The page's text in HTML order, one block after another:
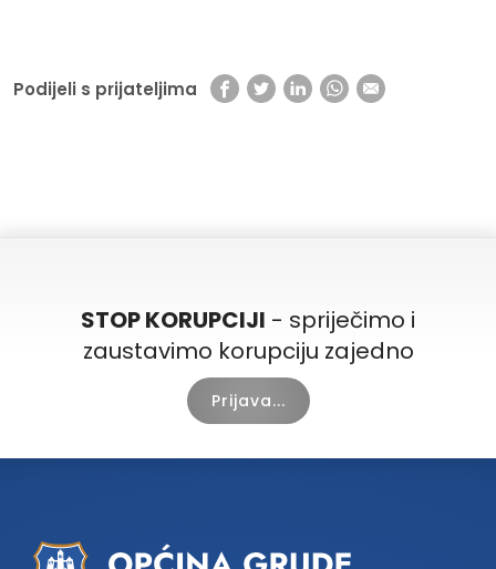
Podijeli s prijateljima
STOP KORUPCIJI - spriječimo i
zaustavimo korupciju zajedno
Prijava...